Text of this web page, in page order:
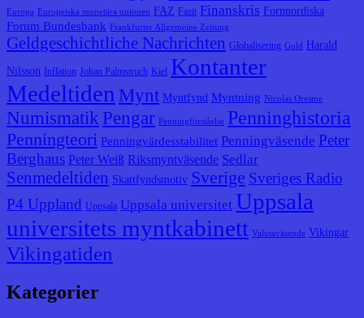
Europa Europeiska monetära unionen FAZ Fazit Finanskris Fornnordiska
Forum Bundesbank Frankfurter Allgemeine Zeitung
Geldgeschichtliche Nachrichten Globalisering Gold Harald
Nilsson Inflation Johan Palmstruch Kiel Kontanter
Medeltiden Mynt Myntfynd Myntning Nicolas Oresme
Numismatik Pengar Penningförståelse Penninghistoria
Penningteori Penningvärdesstabilitet Penningväsende Peter
Berghaus Peter Weiß Riksmyntväsende Sedlar
Senmedeltiden Skattfyndsmotiv Sverige Sveriges Radio
P4 Uppland Uppsala Uppsala universitet Uppsala
universitets myntkabinett Valutaväsende Vikingar
Vikingatiden
Kategorier